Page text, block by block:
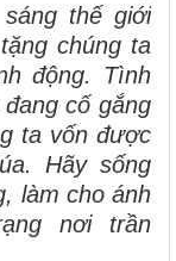
thế giới
chúng ta
động. Tình
cố gắng
ta vốn được
Hãy sống
làm cho ánh
nơi trần